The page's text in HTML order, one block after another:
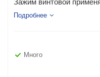
Зажим винтовой
Подробнее
Много